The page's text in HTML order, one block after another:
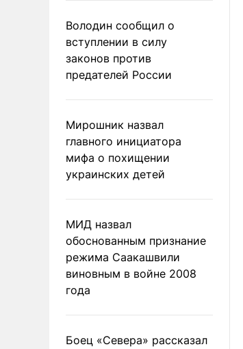
Володин сообщил о
вступлении в силу
законов против
предателей России
Мирошник назвал
главного инициатора
мифа о похищении
украинских детей
МИД назвал
обоснованным признание
режима Саакашвили
виновным в войне 2008
года
Боец «Севера» рассказал